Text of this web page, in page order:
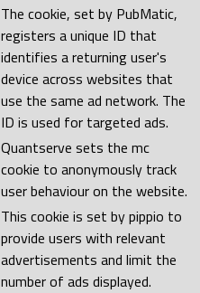
The cookie, set by PubMatic,
registers a unique ID that
identifies a returning user's
device across websites that
use the same ad network. The
ID is used for targeted ads.
Quantserve sets the mc
cookie to anonymously track
user behaviour on the website.
This cookie is set by pippio to
provide users with relevant
advertisements and limit the
number of ads displayed.